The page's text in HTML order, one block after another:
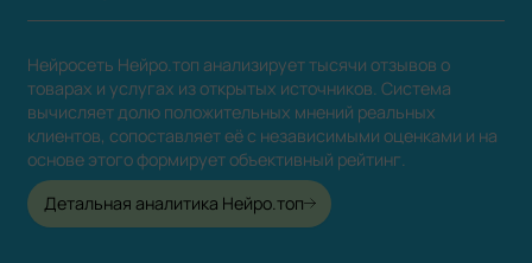
Нейросеть Нейро.топ анализирует тысячи отзывов о
товарах и услугах из открытых источников. Система
вычисляет долю положительных мнений реальных
клиентов, сопоставляет её с независимыми оценками и на
основе этого формирует объективный рейтинг.
Детальная аналитика Нейро.топ